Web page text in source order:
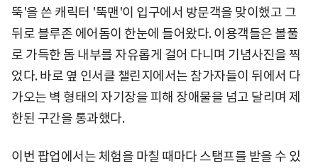
뚝'을 쓴 캐릭터 '뚝맨'이 입구에서 방문객을 맞이했고 그
뒤로 블루존 에어돔이 한눈에 들어왔다. 이용객들은 볼풀
로 가득한 돔 내부를 자유롭게 걸어 다니며 기념사진을 찍
었다. 바로 옆 인서클 챌린지에서는 참가자들이 뒤에서 다
가오는 벽 형태의 자기장을 피해 장애물을 넘고 달리며 제
한된 구간을 통과했다.
이번 팝업에서는 체험을 마칠 때마다 스탬프를 받을 수 있